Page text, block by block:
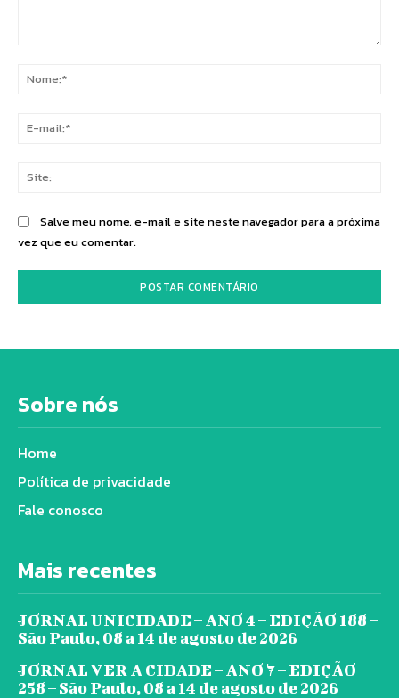
Salve meu nome, e-mail e site neste navegador para a próxima
vez que eu comentar.
Sobre nós
Home
Política de privacidade
Fale conosco
Mais recentes
JORNAL UNICIDADE – ANO 4 – EDIÇÃO 188 –
São Paulo, 08 a 14 de agosto de 2026
JORNAL VER A CIDADE – ANO 7 – EDIÇÃO
258 – São Paulo, 08 a 14 de agosto de 2026